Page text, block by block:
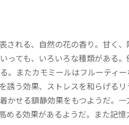
される、自然の花の香り。甘く
っても、いろいろな種類がある
。またカモミールはフルーティ
誘う効果、ストレスを和らげる
かせる鎮静効果をもつようだ。
る効果があるようだ。また記憶